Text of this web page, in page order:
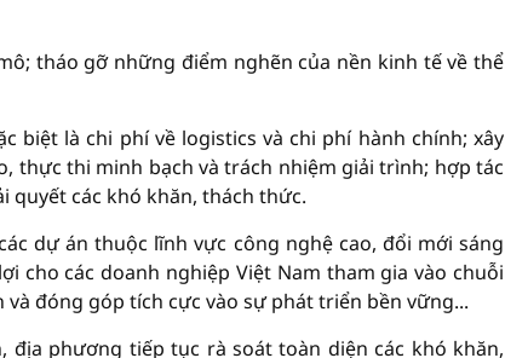
tháo gỡ những điểm nghẽn của nền kinh tế về thể
biệt là chi phí về logistics và chi phí hành chính; xây
thực thi minh bạch và trách nhiệm giải trình; hợp tác
quyết các khó khăn, thách thức.
dự án thuộc lĩnh vực công nghệ cao, đổi mới sáng
cho các doanh nghiệp Việt Nam tham gia vào chuỗi
đóng góp tích cực vào sự phát triển bền vững...
phương tiếp tục rà soát toàn diện các khó khăn,